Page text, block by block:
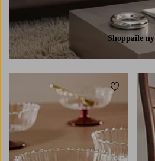
Shoppaile
Lisää